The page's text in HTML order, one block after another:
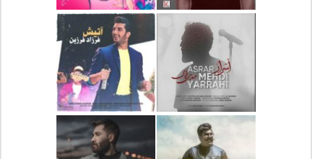
دانلود آهنگ جدید رضا
بهرام بنام نگار
دانلود آهنگ جدید علی
لهراسبی بنام صورت
دانلود آهنگ جدید مهدی
یراحی بنام اسرار
دانلود آهنگ جدید فرزاد
فرزین بنام آتیش